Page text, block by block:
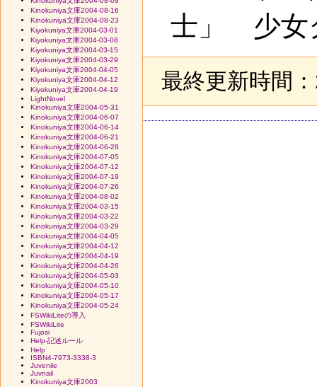
士」 少女
最終更新時間
Kinokuniya文庫2004-08-16
Kinokuniya文庫2004-08-23
Kiyokuniya文庫2004-03-01
Kiyokuniya文庫2004-03-08
Kiyokuniya文庫2004-03-15
Kiyokuniya文庫2004-03-29
Kiyokuniya文庫2004-04-05
Kiyokuniya文庫2004-04-12
Kiyokuniya文庫2004-04-19
LightNovel
Kinokuniya文庫2004-05-31
Kinokuniya文庫2004-06-07
Kinokuniya文庫2004-06-14
Kinokuniya文庫2004-06-21
Kinokuniya文庫2004-06-28
Kinokuniya文庫2004-07-05
Kinokuniya文庫2004-07-12
Kinokuniya文庫2004-07-19
Kinokuniya文庫2004-07-26
Kinokuniya文庫2004-08-02
Kinokuniya文庫2004-03-15
Kinokuniya文庫2004-03-22
Kinokuniya文庫2004-03-29
Kinokuniya文庫2004-04-05
Kinokuniya文庫2004-04-12
Kinokuniya文庫2004-04-19
Kinokuniya文庫2004-04-26
Kinokuniya文庫2004-05-03
Kinokuniya文庫2004-05-10
Kinokuniya文庫2004-05-17
Kinokuniya文庫2004-05-24
FSWikiLiteの導入
FSWikiLite
Fujosi
Help-記述ルール
Help
ISBN4-7973-3338-3
Juvenile
Juvnail
Kinokuniya文庫2003